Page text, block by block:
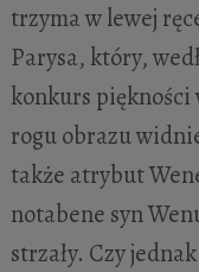
trzyma w lewej
Parysa, który,
konkurs
rogu obrazu
także atrybut
notabene syn
strzały. Czy